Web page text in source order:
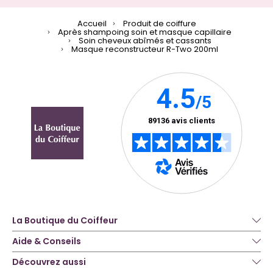
Accueil Produit de coiffure
Après shampoing soin et masque capillaire
Soin cheveux abîmés et cassants
Masque reconstructeur R-Two 200ml
La Boutique du Coiffeur
Aide & Conseils
Découvrez aussi